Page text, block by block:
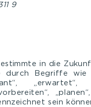
9
in die
Begriffe wie
„erwartet“,
sein